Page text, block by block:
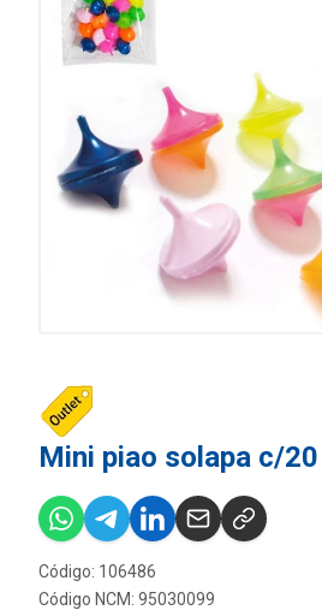
Mini piao solapa c/
Código: 106486
Código NCM: 95030099